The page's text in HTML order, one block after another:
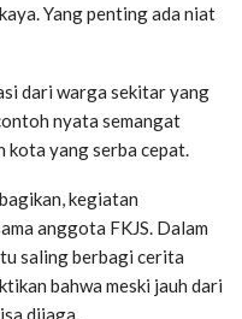
Yang penting ada niat
dari warga sekitar yang
nyata semangat
yang serba cepat.
kegiatan
anggota FKJS. Dalam
saling berbagi cerita
bahwa meski jauh dari
dijaga.